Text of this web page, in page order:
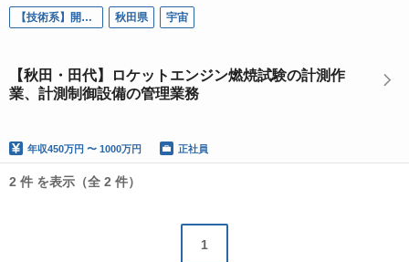
【技術系】開発試験 秋田県 宇宙
【秋田・田代】ロケットエンジン燃焼試験の計測作
業、計測制御設備の管理業務
年収450万円 〜 1000万円 正社員
2 件 を表示（全 2 件）
1